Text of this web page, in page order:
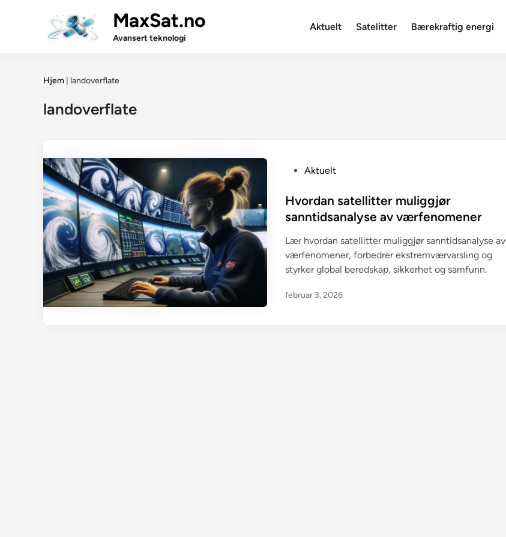
MaxSat.no
Avansert teknologi
Aktuelt Satelitter Bærekraftig energi
Hjem landoverflate
landoverflate
s
t
d
i
n
Aktuelt
Hvordan satellitter muliggjør
sanntidsanalyse av værfenomener
Lær hvordan satellitter muliggjør sanntidsanalyse av
værfenomener, forbedrer ekstremværvarsling og
styrker global beredskap, sikkerhet og samfunn.
februar 3, 2026